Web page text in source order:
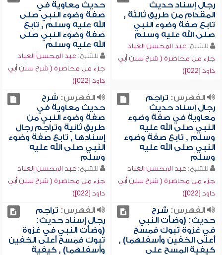
رجال إسناد حديث
المقدام من طريق ثالثة ,
تابع صفة وضوء النبي
صلى الله عليه وسلم
للشيخ: عبد المحسن العباد
جزء من محاضرة ( شرح سنن أبي
داود [022])
حديث معاوية في
صفة وضوء النبي صلى
الله عليه وسلم , تابع
صفة وضوء النبي صلى
الله عليه وسلم
للشيخ: عبد المحسن العباد
جزء من محاضرة ( شرح سنن أبي
داود [022])
الفهرس: تراجم
رجال إسناد حديث
معاوية في صفة وضوء
النبي صلى الله عليه
وسلم , تابع صفة وضوء
النبي صلى الله عليه
وسلم
للشيخ: عبد المحسن العباد
جزء من محاضرة ( شرح سنن أبي
داود [022])
الفهرس: شرح
حديث معاوية في
صفة وضوء النبي من
طريق ثانية وتراجم رجال
إسنادها , تابع صفة وضوء
النبي صلى الله عليه
وسلم
للشيخ: عبد المحسن العباد
جزء من محاضرة ( شرح سنن أبي
داود [022])
الفهرس: شرح
حديث: (وضأت النبي
في غزوة تبوك فمسح
أعلى الخفين وأسفلهما) ,
كيفية المسح على
الفهرس: تراجم
رجال إسناد حديث:
(وضأت النبي في غزوة
تبوك فمسح أعلى الخفين
وأسفلهما) , كيفية